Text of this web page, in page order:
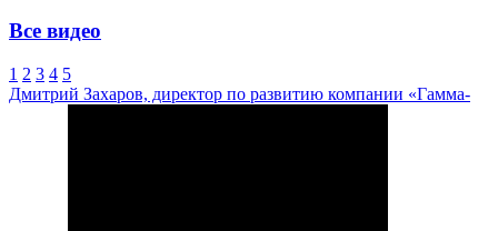
Все видео
1 2 3 4 5
Дмитрий Захаров, директор по развитию компании «Гамма-